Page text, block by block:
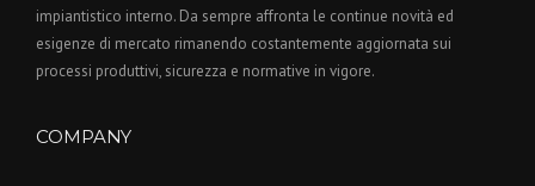
impiantistico interno. Da sempre affronta le continue novità ed
esigenze di mercato rimanendo costantemente aggiornata sui
processi produttivi, sicurezza e normative in vigore.
COMPANY